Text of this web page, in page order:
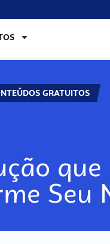
GRATUITOS
Seu